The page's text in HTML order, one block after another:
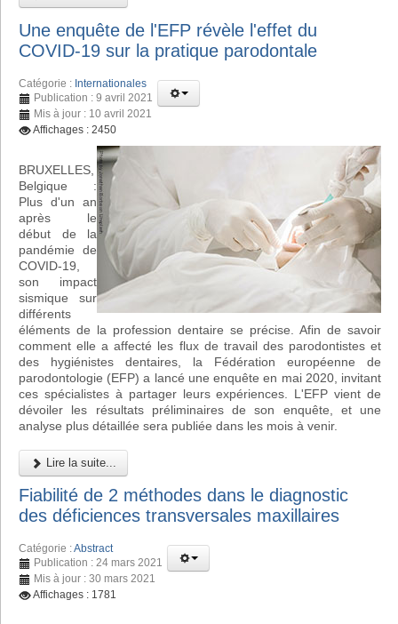
Une enquête de l'EFP révèle l'effet du
COVID-19 sur la pratique parodontale
Catégorie : Internationales
Publication : 9 avril 2021
Mis à jour : 10 avril 2021
Affichages : 2450
BRUXELLES,
Belgique :
Plus d'un an
après le
début de la
pandémie de
COVID-19,
son impact
sismique sur
différents
éléments de la profession dentaire se précise. Afin de savoir
comment elle a affecté les flux de travail des parodontistes et
des hygiénistes dentaires, la Fédération européenne de
parodontologie (EFP) a lancé une enquête en mai 2020, invitant
ces spécialistes à partager leurs expériences. L'EFP vient de
dévoiler les résultats préliminaires de son enquête, et une
analyse plus détaillée sera publiée dans les mois à venir.
Lire la suite...
Fiabilité de 2 méthodes dans le diagnostic
des déficiences transversales maxillaires
Catégorie :Abstract
Publication : 24 mars 2021
Mis à jour : 30 mars 2021
Affichages : 1781